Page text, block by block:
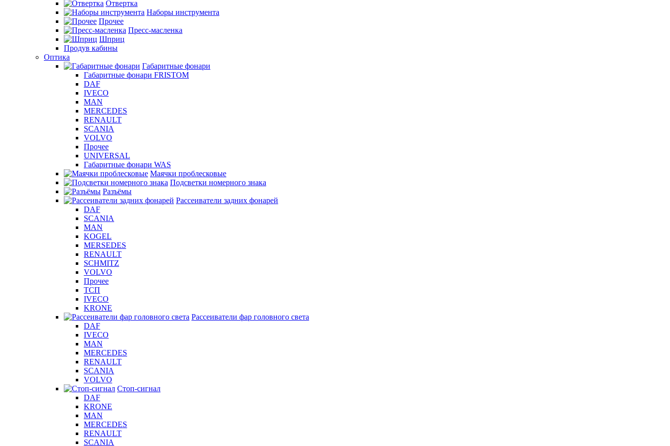
Отвертка
Наборы инструмента
Прочее
Пресс-масленка
Шприц
Продув кабины
Оптика
Габаритные фонари
Габаритные фонари FRISTOM
DAF
IVECO
MAN
MERCEDES
RENAULT
SCANIA
VOLVO
Прочее
UNIVERSAL
Габаритные фонари WAS
Маячки проблесковые
Подсветки номерного знака
Разъёмы
Рассеиватели задних фонарей
DAF
SCANIA
MAN
KOGEL
MERSEDES
RENAULT
SCHMITZ
VOLVO
Прочее
ТСП
IVECO
KRONE
Рассеиватели фар головного света
DAF
IVECO
MAN
MERCEDES
RENAULT
SCANIA
VOLVO
Стоп-сигнал
DAF
KRONE
MAN
MERCEDES
RENAULT
SCANIA